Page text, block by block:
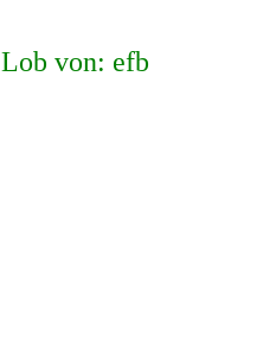
Lob von: efb